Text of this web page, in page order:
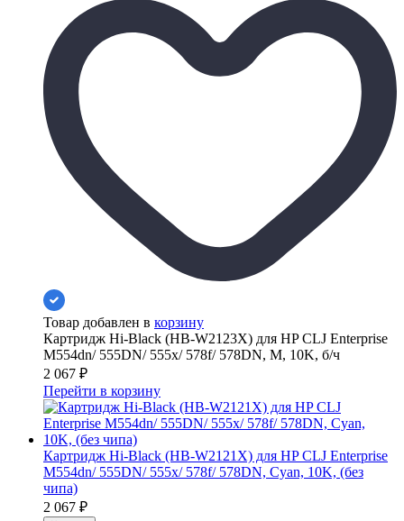
Товар добавлен в корзину
Картридж Hi-Black (HB-W2123X) для HP CLJ Enterprise
M554dn/ 555DN/ 555x/ 578f/ 578DN, M, 10K, б/ч
2 067 ₽
Перейти в корзину
Картридж Hi-Black (HB-W2121X) для HP CLJ Enterprise
M554dn/ 555DN/ 555x/ 578f/ 578DN, Cyan, 10K, (без
чипа)
2 067 ₽